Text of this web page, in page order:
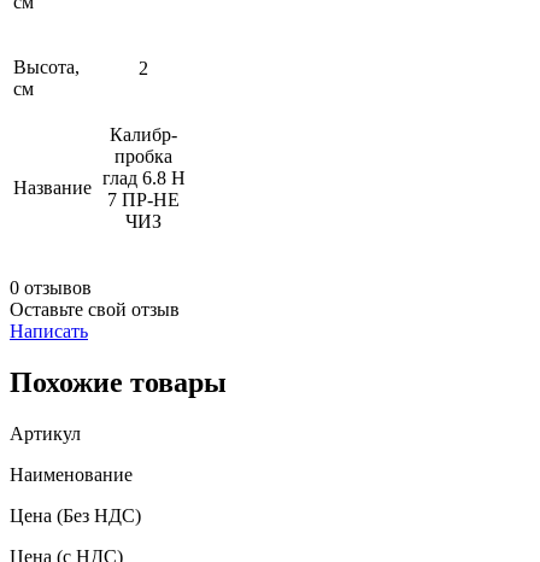
Высота,
см
2
Название
Калибр-
пробка
глад 6.8 Н
7 ПР-НЕ
ЧИЗ
0 отзывов
Оставьте свой отзыв
Написать
Похожие товары
Артикул
Наименование
Цена (Без НДС)
Цена (с НДС)